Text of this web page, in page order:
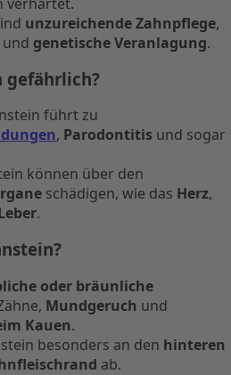
unzureichende Zahnpflege,
und genetische Veranlagung.
gefährlich?
führt zu
, Parodontitis und sogar
können über den
schädigen, wie das Herz,
.
oder bräunliche
Mundgeruch und
Kauen.
besonders an den hinteren
ab.